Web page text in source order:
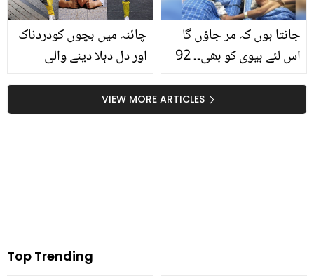
چائنہ میں بچوں کودردناک
اور دل دہلا دینے والی
جانیے یہ بچے کس قدر
طاقتور ہوتے ہیں؟
جانتا ہوں کہ مر جاؤں گا
اس لئے بیوی کو بھی۔۔ 92
پہلے آخری خواہش نے ڈاکٹر
کو بھی رلا دیا
VIEW MORE ARTICLES
Top Trending